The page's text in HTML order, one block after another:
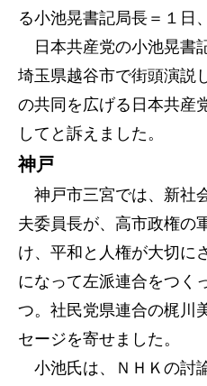
る小池晃書記局長＝１日
日本共産党の小池晃書
埼玉県越谷市で街頭演説
の共同を広げる日本共産
してと訴えました。
神戸
神戸市三宮では、新社
夫委員長が、高市政権の
け、平和と人権が大切に
になって左派連合をつく
つ。社民党県連合の梶川
セージを寄せました。
小池氏は、ＮＨＫの討